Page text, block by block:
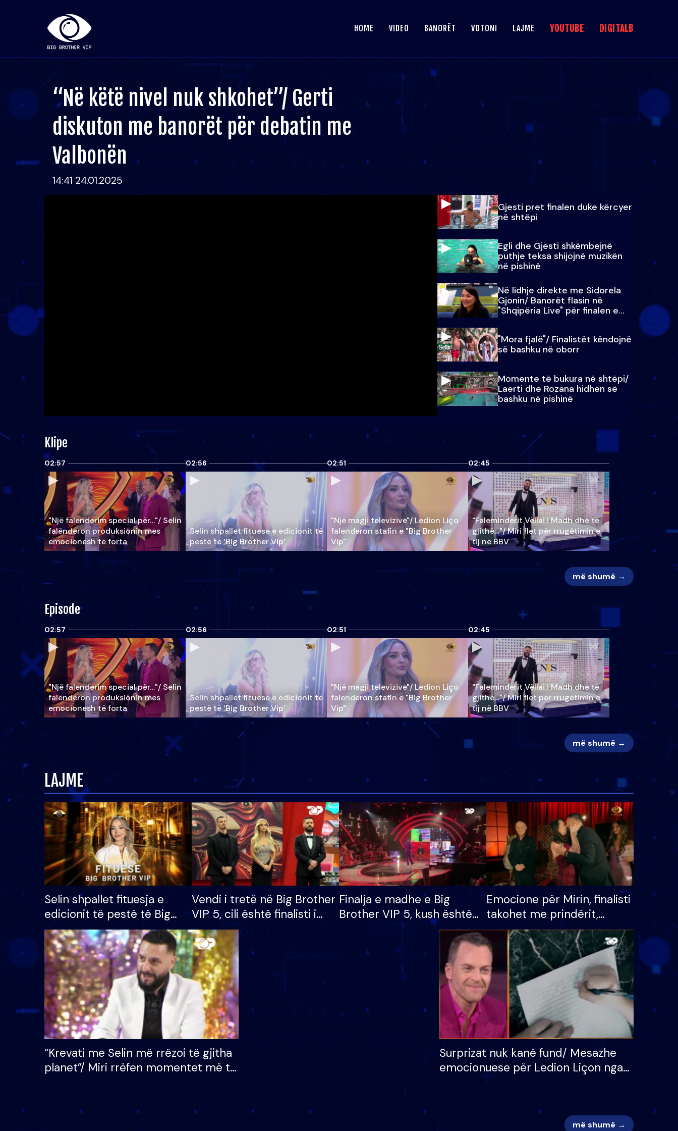
HOME VIDEO BANORËT VOTONI LAJME YOUTUBE DIGITALB
“Në këtë nivel nuk shkohet”/ Gerti
diskuton me banorët për debatin me
Valbonën
14:41 24.01.2025
Gjesti pret finalen duke kërcyer
në shtëpi
Egli dhe Gjesti shkëmbejnë
puthje teksa shijojnë muzikën
në pishinë
Në lidhje direkte me Sidorela
Gjonin/ Banorët flasin në
"Shqipëria Live" për finalen e
madhe
"Mora fjalë"/ Finalistët këndojnë
së bashku në oborr
Momente të bukura në shtëpi/
Laerti dhe Rozana hidhen së
bashku në pishinë
Klipe
02:57
"Një falenderim special për…"/ Selin
falënderon produksionin mes
emocionesh të forta
02:56
Selin shpallet fituese e edicionit të
pestë të ‘Big Brother Vip’
02:51
"Një magji televizive"/ Ledion Liço
falenderon stafin e "Big Brother
Vip"
02:45
"Faleminderit Vëllai i Madh dhe të
gjithë…"/ Miri flet për rrugëtimin e
tij në BBV
më shumë →
Episode
02:57
"Një falenderim special për…"/ Selin
falënderon produksionin mes
emocionesh të forta
02:56
Selin shpallet fituese e edicionit të
pestë të ‘Big Brother Vip’
02:51
"Një magji televizive"/ Ledion Liço
falenderon stafin e "Big Brother
Vip"
02:45
"Faleminderit Vëllai i Madh dhe të
gjithë…"/ Miri flet për rrugëtimin e
tij në BBV
më shumë →
LAJME
Selin shpallet fituesja e
edicionit të pestë të Big
Brother VIP, rrëmben
çmimin e madh prej 100
mijë eurosh
Vendi i tretë në Big Brother
VIP 5, cili është finalisti i
radhës që lë shtëpinë
Finalja e madhe e Big
Brother VIP 5, kush është
banori i parë që lë shtëpinë
dhe humb mundësinë për
të fituar çmimin e madh
Emocione për Mirin, finalisti
takohet me prindërit,
vajzën dhe bashkëshorten:
S’kemi ndonjë letër divorci
apo jo?
“Krevati me Selin më rrëzoi të gjitha
planet”/ Miri rrëfen momentet më të
bukura në shtëpinë e BB VIP: Do më
Surprizat nuk kanë fund/ Mesazhe
emocionuese për Ledion Liçon nga
nëna dhe fëmijët e tij, moderatori
më shumë →